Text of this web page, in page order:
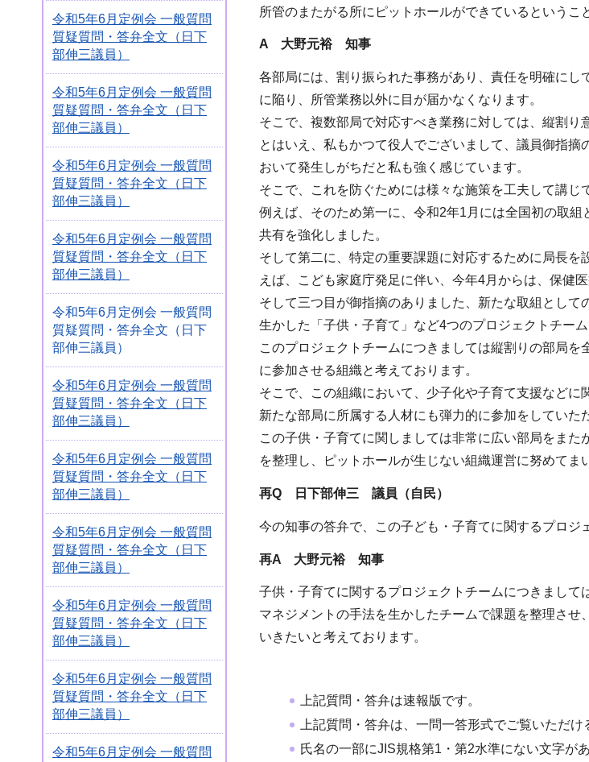
令和5年6月定例会 一般質問
質疑質問・答弁全文（日下
部伸三議員）
令和5年6月定例会 一般質問
質疑質問・答弁全文（日下
部伸三議員）
令和5年6月定例会 一般質問
質疑質問・答弁全文（日下
部伸三議員）
令和5年6月定例会 一般質問
質疑質問・答弁全文（日下
部伸三議員）
令和5年6月定例会 一般質問
質疑質問・答弁全文（日下
部伸三議員）
令和5年6月定例会 一般質問
質疑質問・答弁全文（日下
部伸三議員）
令和5年6月定例会 一般質問
質疑質問・答弁全文（日下
部伸三議員）
令和5年6月定例会 一般質問
質疑質問・答弁全文（日下
部伸三議員）
令和5年6月定例会 一般質問
質疑質問・答弁全文（日下
部伸三議員）
令和5年6月定例会 一般質問
質疑質問・答弁全文（日下
部伸三議員）
令和5年6月定例会 一般質問
所管のまたがる所にピットホールができているというこ
A 大野元裕 知事
各部局には、割り振られた事務があり、責任を明確に
に陥り、所管業務以外に目が届かなくなります。
そこで、複数部局で対応すべき業務に対しては、縦割り
とはいえ、私もかつて役人でございまして、議員御指
おいて発生しがちだと私も強く感じています。
そこで、これを防ぐためには様々な施策を工夫して講じ
例えば、そのため第一に、令和2年1月には全国初の取
共有を強化しました。
そして第二に、特定の重要課題に対応するために局長
えば、こども家庭庁発足に伴い、今年4月からは、保健
そして三つ目が御指摘のありました、新たな取組とし
生かした「子供・子育て」など4つのプロジェクトチー
このプロジェクトチームにつきましては縦割りの部局
に参加させる組織と考えております。
そこで、この組織において、少子化や子育て支援など
新たな部局に所属する人材にも弾力的に参加をしていた
この子供・子育てに関しましては非常に広い部局をま
を整理し、ピットホールが生じない組織運営に努めてま
再Q 日下部伸三 議員（自民）
今の知事の答弁で、この子ども・子育てに関するプロジ
再A 大野元裕 知事
子供・子育てに関するプロジェクトチームにつきまし
マネジメントの手法を生かしたチームで課題を整理さ
いきたいと考えております。
上記質問・答弁は速報版です。
上記質問・答弁は、一問一答形式でご覧いただ
氏名の一部にJIS規格第1・第2水準にない文字が